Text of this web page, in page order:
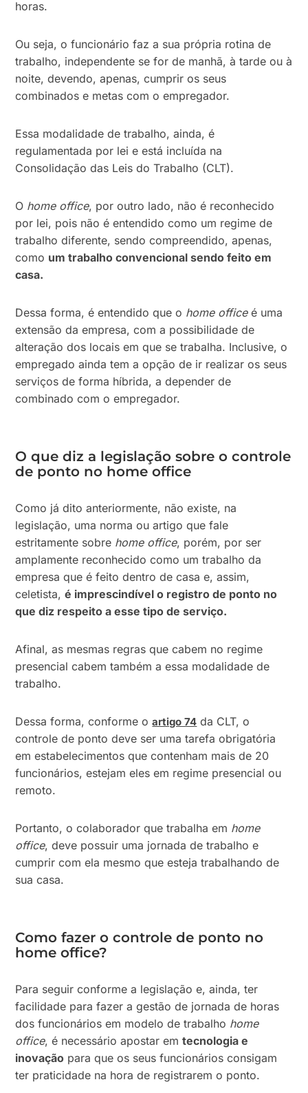
horas.
Ou seja, o funcionário faz a sua própria rotina de
trabalho, independente se for de manhã, à tarde ou à
noite, devendo, apenas, cumprir os seus
combinados e metas com o empregador.
Essa modalidade de trabalho, ainda, é
regulamentada por lei e está incluída na
Consolidação das Leis do Trabalho (CLT).
O home office, por outro lado, não é reconhecido
por lei, pois não é entendido como um regime de
trabalho diferente, sendo compreendido, apenas,
como um trabalho convencional sendo feito em
casa.
Dessa forma, é entendido que o home officeé uma
extensão da empresa, com a possibilidade de
alteração dos locais em que se trabalha. Inclusive, o
empregado ainda tem a opção de ir realizar os seus
serviços de forma híbrida, a depender de
combinado com o empregador.
O que diz a legislação sobre o controle
de ponto no home office
Como já dito anteriormente, não existe, na
legislação, uma norma ou artigo que fale
estritamente sobre home office, porém, por ser
amplamente reconhecido como um trabalho da
empresa que é feito dentro de casa e, assim,
celetista,é imprescindível o registro de ponto no
que diz respeito a esse tipo de serviço.
Afinal, as mesmas regras que cabem no regime
presencial cabem também a essa modalidade de
trabalho.
Dessa forma, conforme oartigo 74 da CLT, o
controle de ponto deve ser uma tarefa obrigatória
em estabelecimentos que contenham mais de 20
funcionários, estejam eles em regime presencial ou
remoto.
Portanto, o colaborador que trabalha em home
office, deve possuir uma jornada de trabalho e
cumprir com ela mesmo que esteja trabalhando de
sua casa.
Como fazer o controle de ponto no
home office?
Para seguir conforme a legislação e, ainda, ter
facilidade para fazer a gestão de jornada de horas
dos funcionários em modelo de trabalho home
office, é necessário apostar emtecnologia e
inovação para que os seus funcionários consigam
ter praticidade na hora de registrarem o ponto.